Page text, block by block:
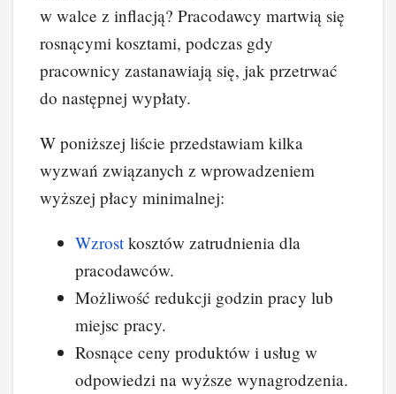
w walce z inflacją? Pracodawcy martwią się
rosnącymi kosztami, podczas gdy
pracownicy zastanawiają się, jak przetrwać
do następnej wypłaty.
W poniższej liście przedstawiam kilka
wyzwań związanych z wprowadzeniem
wyższej płacy minimalnej:
Wzrostkosztów zatrudnienia dla
pracodawców.
Możliwość redukcji godzin pracy lub
miejsc pracy.
Rosnące ceny produktów i usług w
odpowiedzi na wyższe wynagrodzenia.